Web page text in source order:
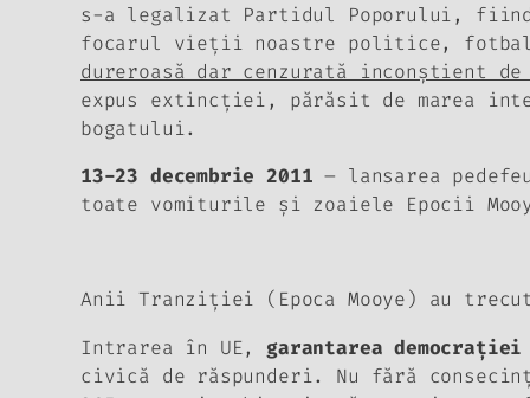
s-a legalizat Partidul Poporului,
focarul vieţii noastre politice,
dureroasă dar cenzurată inconştient de
expus extincţiei, părăsit de marea
bogatului.
13-23 decembrie 2011 – lansarea
toate vomiturile şi zoaiele Epocii
Anii Tranziţiei (Epoca Mooye) au
Intrarea în UE, garantarea
civică de răspunderi. Nu fără